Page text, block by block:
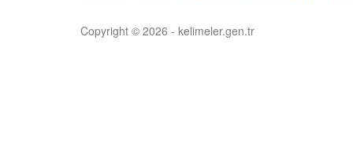
Copyright © 2026 - kelimeler.gen.tr